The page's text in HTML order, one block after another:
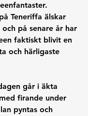
Teneriffa älskar
på senare år har
faktiskt blivit en
och härligaste
går i äkta
firande under
pyntas och